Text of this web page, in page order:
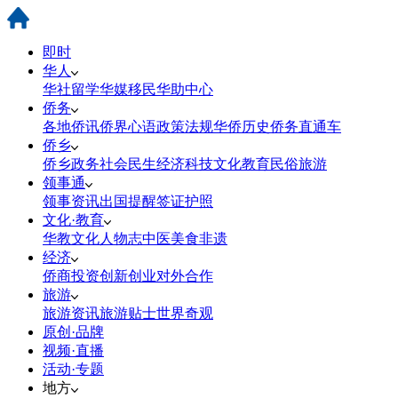
即时
华人
华社留学华媒移民华助中心
侨务
各地侨讯侨界心语政策法规华侨历史侨务直通车
侨乡
侨乡政务社会民生经济科技文化教育民俗旅游
领事通
领事资讯出国提醒签证护照
文化·教育
华教文化人物志中医美食非遗
经济
侨商投资创新创业对外合作
旅游
旅游资讯旅游贴士世界奇观
原创·品牌
视频·直播
活动·专题
地方